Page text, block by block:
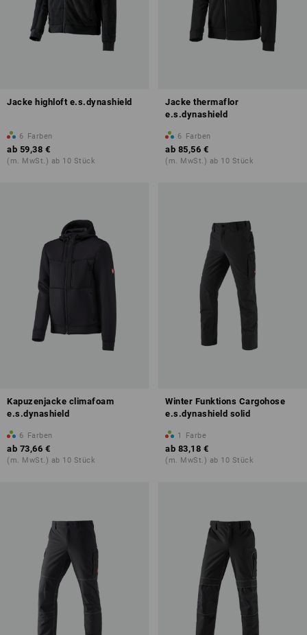
Jacke highloft e.s.dynashield
6 Farben
ab 59,38 €
(m. MwSt.) ab 10 Stück
Jacke thermaflor
e.s.dynashield
6 Farben
ab 85,56 €
(m. MwSt.) ab 10 Stück
Kapuzenjacke climafoam
e.s.dynashield
6 Farben
ab 73,66 €
(m. MwSt.) ab 10 Stück
Winter Funktions Cargohose
e.s.dynashield solid
1 Farbe
ab 83,18 €
(m. MwSt.) ab 10 Stück